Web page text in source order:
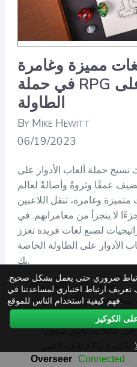
مميزة وغامرة
في حملة RPG الخاصة بك على
الطاولة
By Mike Hewitt
06/19/2023
نسيج حملة ألعاب الأدوار على
عمقًا وثروةً وأصالةً لعالم
وغامرة، تنقل اللاعبين
لا يتجزأ من مغامراتهم. في
لصنع لغات فريدة تعزز
الأدوار على الطاولة الخاصة
بك.
تحديد عائلات اللغات
يمكن تقسيم اللغات في
عائلات أو مجموعات.
عائلات، تخلق شعورًا
والاختلاف. اعتبر
أو الثقافية التي تؤثر
ضروري حتى يعمل بشكل صحيح.
ارتباط اختياري لمساعدتنا في
فهم كيفية استخدام الناس للموقع.
الكوكيز